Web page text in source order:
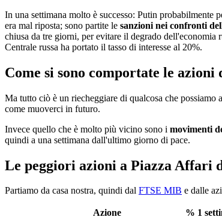
In una settimana molto è successo: Putin probabilmente
era mal riposta; sono partite le sanzioni nei confronti
chiusa da tre giorni, per evitare il degrado dell'economia
Centrale russa ha portato il tasso di interesse al 20%.
Come si sono comportate le
Ma tutto ciò è un riecheggiare di qualcosa che
come muoverci in futuro.
Invece quello che è molto più vicino sono i movimenti
quindi a una settimana dall'ultimo giorno di pace.
Le peggiori azioni a Piazza Affari
Partiamo da casa nostra, quindi dal FTSE MIB e dalle
Azione % 1